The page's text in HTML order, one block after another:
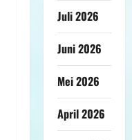
Juli 2026
Juni 2026
Mei 2026
April 2026